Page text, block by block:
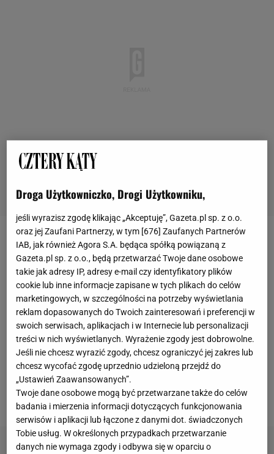
Stoły rozkładane do małych salonów
Masz niewiele miejsca w salonie lub jadalni, a zależy
Ci na meblu, przy którym wygodnie zasiądzie cała
rodzina? Chcesz wstawić do pomieszczenia
dodatkowy mebel, ale robi się coraz ciaśniej?
Strzałem w dziesiątkę będzie stół rozkładany! To
praktyczne i bardzo wygodne rozwiązanie, które
sprawdzi się we wnętrzach zarówno klasycznych,
jak i nowoczesnych.
Droga Użytkowniczko, Drogi Użytkowniku,
jeśli wyrazisz zgodę klikając „Akceptuję”, Gazeta.pl sp. z o.o.
oraz jej Zaufani Partnerzy, w tym [676] Zaufanych Partnerów
IAB, jak również Agora S.A. będąca spółką powiązaną z
Gazeta.pl sp. z o.o., będą przetwarzać Twoje dane osobowe
takie jak adresy IP, adresy e-mail czy identyfikatory plików
cookie lub inne informacje zapisane w tych plikach do celów
marketingowych, w szczególności na potrzeby wyświetlania
reklam dopasowanych do Twoich zainteresowań i preferencji w
swoich serwisach, aplikacjach i w Internecie lub personalizacji
treści w nich wyświetlanych. Wyrażenie zgody jest dobrowolne.
Jeśli nie chcesz wyrazić zgody, chcesz ograniczyć jej zakres lub
chcesz wycofać zgodę uprzednio udzieloną przejdź do
„Ustawień Zaawansowanych”.
Twoje dane osobowe mogą być przetwarzane także do celów
badania i mierzenia informacji dotyczących funkcjonowania
serwisów i aplikacji lub łączone z danymi dot. świadczonych
Tobie usług. W określonych przypadkach przetwarzanie
danych nie wymaga zgody i odbywa się w oparciu o